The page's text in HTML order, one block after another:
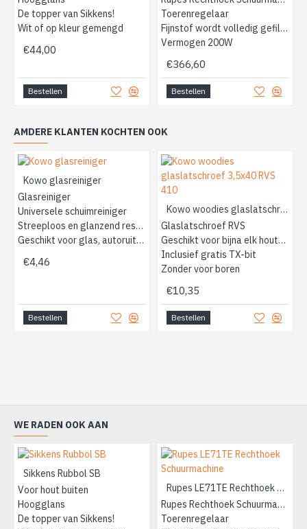
De topper van Sikkens!
Wit of op kleur gemengd
€44,00
Bestellen
Toerenregelaar
Fijnstof wordt volledig gefilterd
Vermogen 200W
€366,60
Bestellen
AMDERE KLANTEN KOCHTEN OOK
Kowo glasreiniger
Glasreiniger
Universele schuimreiniger
Streeploos en glanzend resultaat
Geschikt voor glas, autoruit, tegels
€4,46
Bestellen
Kowo woodies glaslatschroef 3,5x40 RVS 410
Glaslatschroef RVS
Geschikt voor bijna elk houtsoort
Inclusief gratis TX-bit
Zonder voor boren
€10,35
Bestellen
WE RADEN OOK AAN
Sikkens Rubbol SB
Voor hout buiten
Hoogglans
De topper van Sikkens!
Rupes LE71TE Rechthoek Schuurmachine
Rupes Rechthoek Schuurmachine
Toerenregelaar